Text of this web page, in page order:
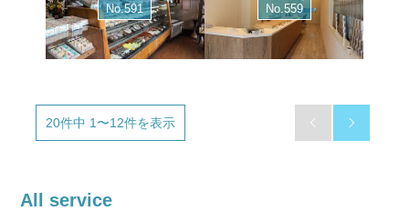
No.591 No.559
20件中 1〜12件を表示  
All service